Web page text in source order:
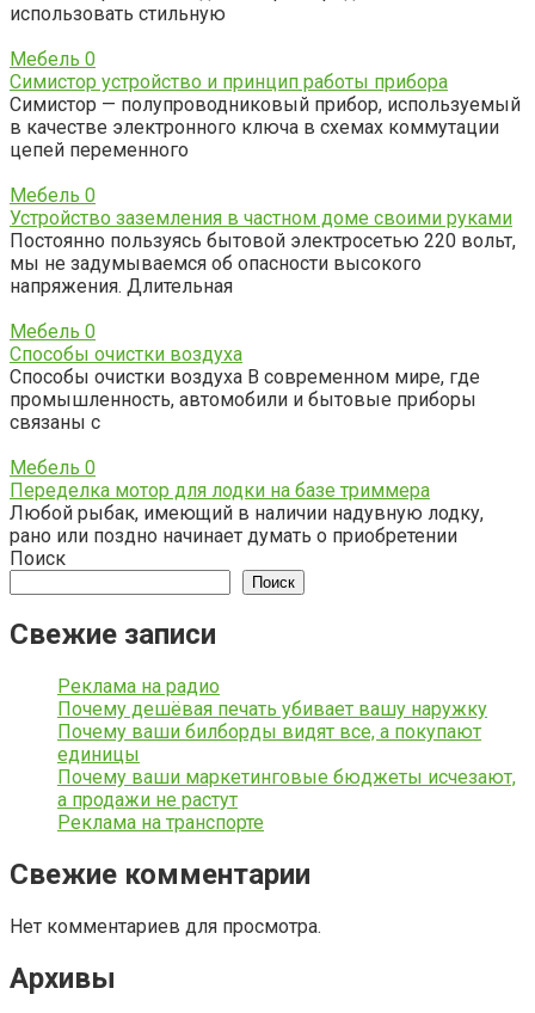
использовать стильную
Мебель 0
Симистор устройство и принцип работы прибора
Симистор — полупроводниковый прибор, используемый
в качестве электронного ключа в схемах коммутации
цепей переменного
Мебель 0
Устройство заземления в частном доме своими руками
Постоянно пользуясь бытовой электросетью 220 вольт,
мы не задумываемся об опасности высокого
напряжения. Длительная
Мебель 0
Способы очистки воздуха
Способы очистки воздуха В современном мире, где
промышленность, автомобили и бытовые приборы
связаны с
Мебель 0
Переделка мотор для лодки на базе триммера
Любой рыбак, имеющий в наличии надувную лодку,
рано или поздно начинает думать о приобретении
Поиск
Поиск
Свежие записи
Реклама на радио
Почему дешёвая печать убивает вашу наружку
Почему ваши билборды видят все, а покупают
единицы
Почему ваши маркетинговые бюджеты исчезают,
а продажи не растут
Реклама на транспорте
Свежие комментарии
Нет комментариев для просмотра.
Архивы